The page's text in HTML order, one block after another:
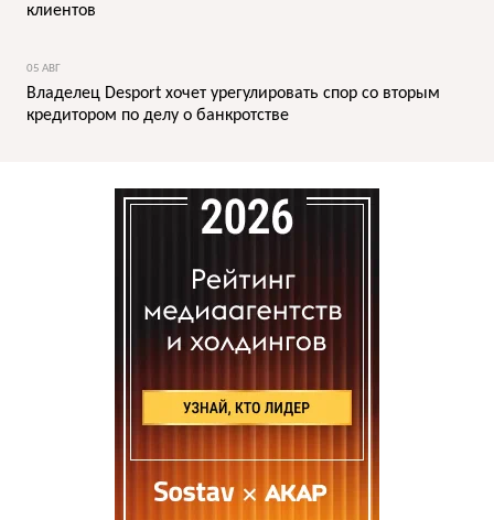
клиентов
05 АВГ
Владелец Desport хочет урегулировать спор со вторым
кредитором по делу о банкротстве